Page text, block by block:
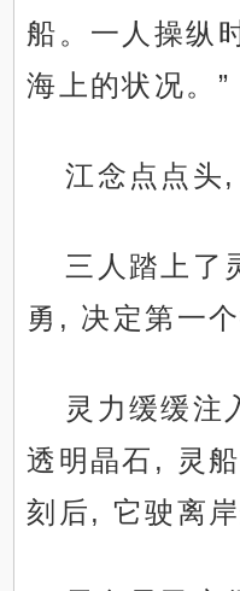
船。一人操纵
海上的状况。”
江念点点头,
三人踏上了
勇, 决定第一个
灵力缓缓注
透明晶石, 灵
刻后, 它驶离